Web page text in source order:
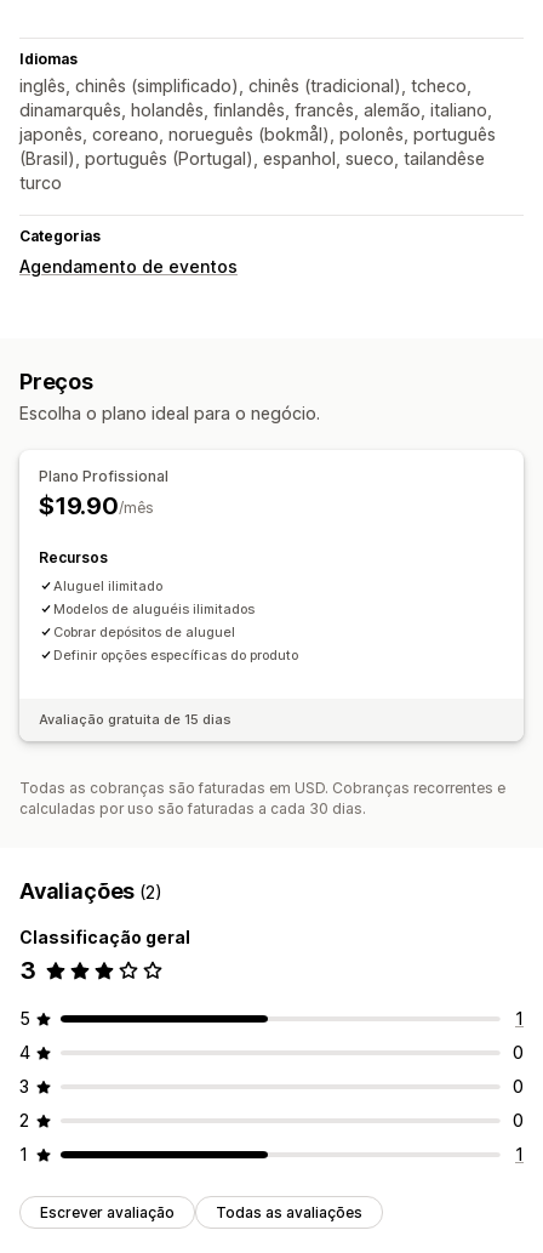
Idiomas
inglês, chinês (simplificado), chinês (tradicional), tcheco,
dinamarquês, holandês, finlandês, francês, alemão, italiano,
japonês, coreano, norueguês (bokmål), polonês, português
(Brasil), português (Portugal), espanhol, sueco, tailandêse
turco
Categorias
Agendamento de eventos
Preços
Escolha o plano ideal para o negócio.
Plano Profissional
$19.90/mês
Recursos
Aluguel ilimitado
Modelos de aluguéis ilimitados
Cobrar depósitos de aluguel
Definir opções específicas do produto
Avaliação gratuita de 15 dias
Todas as cobranças são faturadas em USD. Cobranças recorrentes e
calculadas por uso são faturadas a cada 30 dias.
Avaliações (2)
Classificação geral
3
5
1
4
0
3
0
2
0
1
1
Escrever avaliação Todas as avaliações